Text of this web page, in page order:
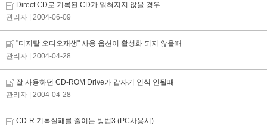
Direct CD로 기록된 CD가 읽혀지지 않을 경우
관리자
| 2004-06-09
"디지탈 오디오재생" 사용 옵션이 활성화 되지 않을때
관리자
| 2004-04-28
잘 사용하던 CD-ROM Drive가 갑자기 인식 인될때
관리자
| 2004-04-28
CD-R 기록실패를 줄이는 방법3 (PC사용시)